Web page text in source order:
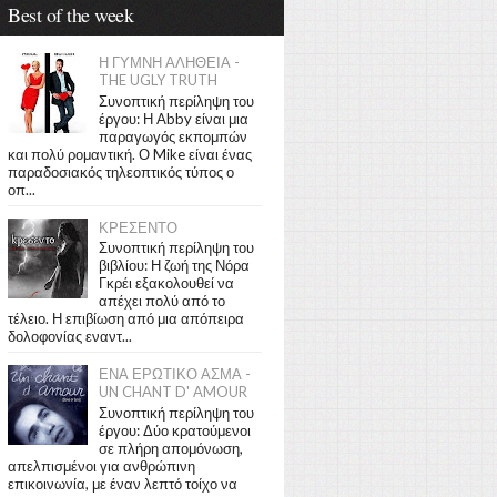
Best of the week
Η ΓΥΜΝΗ ΑΛΗΘΕΙΑ -
THE UGLY TRUTH
Συνοπτική περίληψη του
έργου: Η Abby είναι μια
παραγωγός εκπομπών
και πολύ ρομαντική. Ο Mike είναι ένας
παραδοσιακός τηλεοπτικός τύπος ο
οπ...
ΚΡΕΣΕΝΤΟ
Συνοπτική περίληψη του
βιβλίου: Η ζωή της Νόρα
Γκρέι εξακολουθεί να
απέχει πολύ από το
τέλειο. Η επιβίωση από μια απόπειρα
δολοφονίας εναντ...
ΕΝΑ ΕΡΩΤΙΚΟ ΑΣΜΑ -
UN CHANT D' AMOUR
Συνοπτική περίληψη του
έργου: Δύο κρατούμενοι
σε πλήρη απομόνωση,
απελπισμένοι για ανθρώπινη
επικοινωνία, με έναν λεπτό τοίχο να